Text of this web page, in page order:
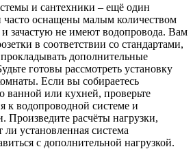
и сантехники – ещё один
часто оснащены малым количеством
и зачастую не имеют водопровода. Вам
в соответствии со стандартами,
дополнительные
готовы рассмотреть установку
Если вы собираетесь
ванной или кухней, проверьте
к водопроводной системе и
Произведите расчёты нагрузки,
установленная система
с дополнительной нагрузкой.